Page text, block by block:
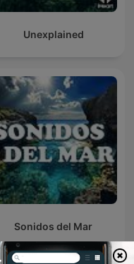
Unexplained
Sonidos del Mar